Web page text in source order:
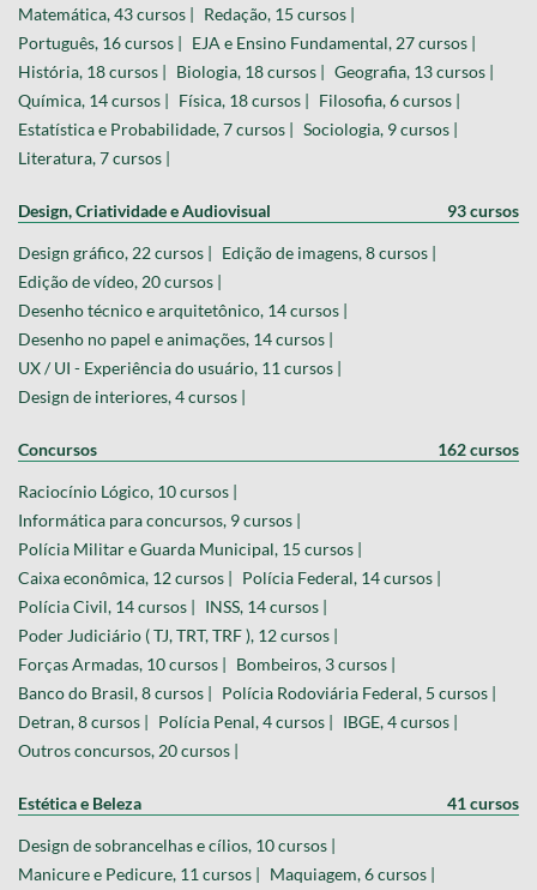
Matemática, 43 cursos |
Redação, 15 cursos |
Português, 16 cursos |
EJA e Ensino Fundamental, 27 cursos |
História, 18 cursos |
Biologia, 18 cursos |
Geografia, 13 cursos |
Química, 14 cursos |
Física, 18 cursos |
Filosofia, 6 cursos |
Estatística e Probabilidade, 7 cursos |
Sociologia, 9 cursos |
Literatura, 7 cursos |
Design, Criatividade e Audiovisual 93 cursos
Design gráfico, 22 cursos |
Edição de imagens, 8 cursos |
Edição de vídeo, 20 cursos |
Desenho técnico e arquitetônico, 14 cursos |
Desenho no papel e animações, 14 cursos |
UX / UI - Experiência do usuário, 11 cursos |
Design de interiores, 4 cursos |
Concursos 162 cursos
Raciocínio Lógico, 10 cursos |
Informática para concursos, 9 cursos |
Polícia Militar e Guarda Municipal, 15 cursos |
Caixa econômica, 12 cursos |
Polícia Federal, 14 cursos |
Polícia Civil, 14 cursos |
INSS, 14 cursos |
Poder Judiciário ( TJ, TRT, TRF ), 12 cursos |
Forças Armadas, 10 cursos |
Bombeiros, 3 cursos |
Banco do Brasil, 8 cursos |
Polícia Rodoviária Federal, 5 cursos |
Detran, 8 cursos |
Polícia Penal, 4 cursos |
IBGE, 4 cursos |
Outros concursos, 20 cursos |
Estética e Beleza 41 cursos
Design de sobrancelhas e cílios, 10 cursos |
Manicure e Pedicure, 11 cursos |
Maquiagem, 6 cursos |